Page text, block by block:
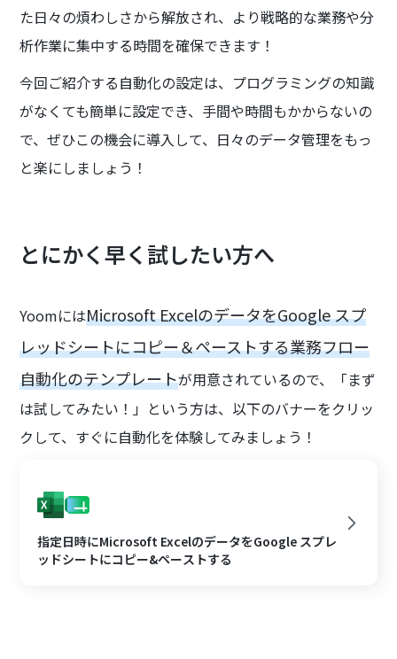
た日々の煩わしさから解放され、より戦略的な業務や分
析作業に集中する時間を確保できます！
今回ご紹介する自動化の設定は、プログラミングの知識
がなくても簡単に設定でき、手間や時間もかからないの
で、ぜひこの機会に導入して、日々のデータ管理をもっ
と楽にしましょう！
とにかく早く試したい方へ
YoomにはMicrosoft ExcelのデータをGoogle スプ
レッドシートにコピー＆ペーストする業務フロー
自動化のテンプレートが用意されているので、「まず
は試してみたい！」という方は、以下のバナーをクリッ
クして、すぐに自動化を体験してみましょう！
指定日時にMicrosoft ExcelのデータをGoogle スプレ
ッドシートにコピー&ペーストする